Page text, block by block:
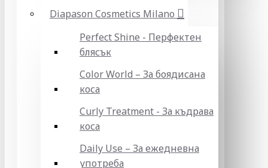
Diapason Cosmetics Milano
Perfect Shine - Перфектен
блясък
Color World – За боядисана
коса
Curly Treatment - За къдрава
коса
Daily Use – За ежедневна
употреба